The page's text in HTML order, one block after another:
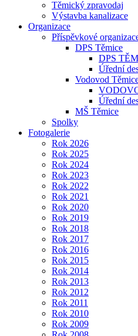
Těmický zpravodaj
Výstavba kanalizace
Organizace
Příspěvkové
DPS Těmice
DPS
Úřední
Vodovod
Úřední
MŠ Těmice
Spolky
Fotogalerie
Rok 2026
Rok 2025
Rok 2024
Rok 2023
Rok 2022
Rok 2021
Rok 2020
Rok 2019
Rok 2018
Rok 2017
Rok 2016
Rok 2015
Rok 2014
Rok 2013
Rok 2012
Rok 2011
Rok 2010
Rok 2009